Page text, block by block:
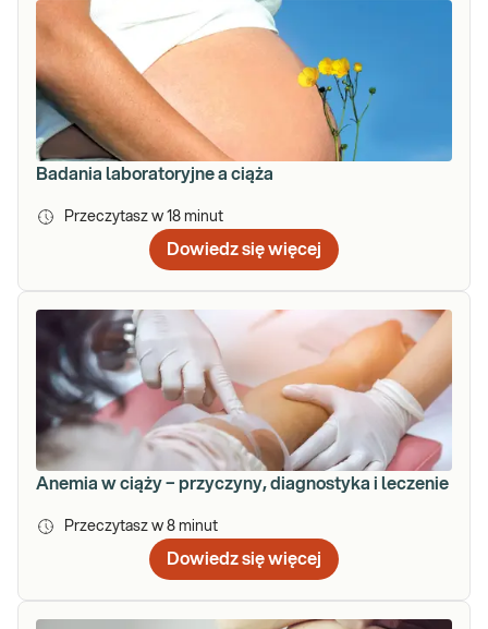
Badania laboratoryjne a ciąża
Przeczytasz w 18 minut
Dowiedz się więcej
Anemia w ciąży − przyczyny, diagnostyka i leczenie
Przeczytasz w 8 minut
Dowiedz się więcej